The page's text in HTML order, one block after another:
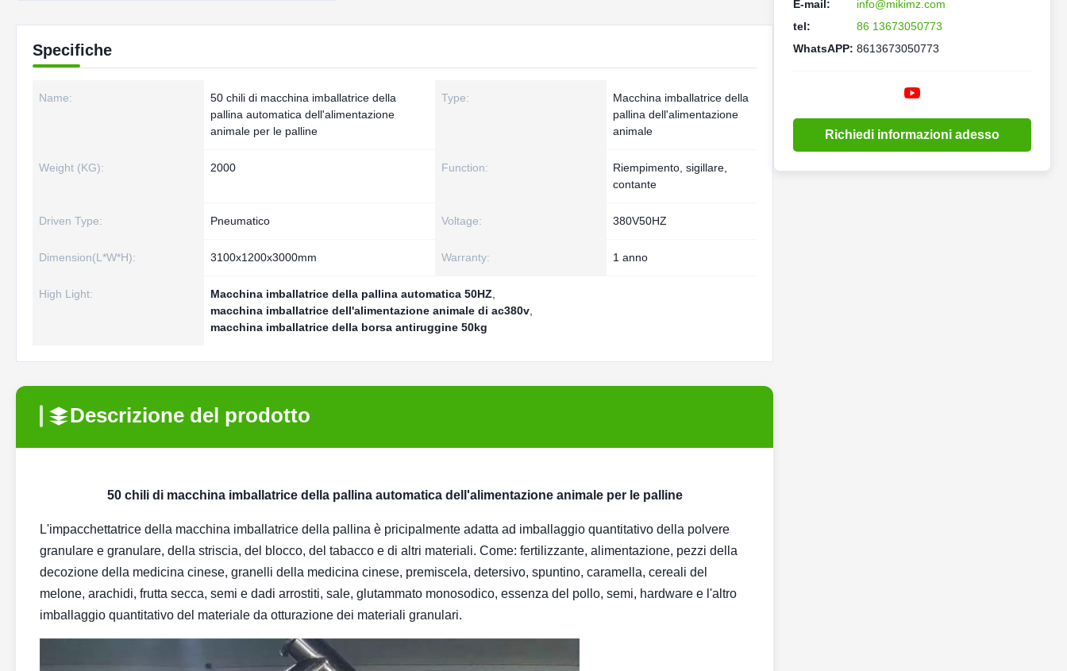
Specifiche
Name:
50 chili di macchina imballatrice della
pallina automatica dell'alimentazione
animale per le palline
Type:
Macchina imballatrice della
pallina dell'alimentazione
animale
Weight (KG): 2000 Function:
Riempimento, sigillare,
contante
Driven Type: Pneumatico Voltage: 380V50HZ
Dimension(L*W*H): 3100x1200x3000mm Warranty: 1 anno
High Light: Macchina imballatrice della pallina automatica 50HZ
macchina imballatrice dell'alimentazione animale di ac380v
macchina imballatrice della borsa antiruggine 50kg
Descrizione del prodotto
50 chili di macchina imballatrice della pallina automatica dell'alimentazione animale per le palline
L'impacchettatrice della macchina imballatrice della pallina è pricipalmente adatta ad imballaggio quantitativo della polvere
granulare e granulare, della striscia, del blocco, del tabacco e di altri materiali. Come: fertilizzante, alimentazione, pezzi della
decozione della medicina cinese, granelli della medicina cinese, premiscela, detersivo, spuntino, caramella, cereali del
melone, arachidi, frutta secca, semi e dadi arrostiti, sale, glutammato monosodico, essenza del pollo, semi, hardware e l'altro
imballaggio quantitativo del materiale da otturazione dei materiali granulari.
E-mail:
info@mikimz.com
tel:
86 13673050773
WhatsAPP: 8613673050773
Richiedi informazioni adesso